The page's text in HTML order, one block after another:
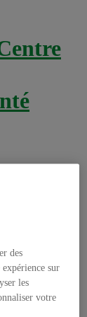
des
sur
les
votre